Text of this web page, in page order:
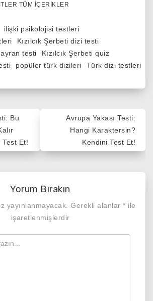
TÜM İÇERIKLER
ilişki psikolojisi testleri
Kızılcık Şerbeti dizi testi
testi
Kızılcık Şerbeti quiz
popüler türk dizileri
Türk dizi testleri
Bu
Test Et!
Avrupa Yakası Testi:
Hangi Karaktersin?
Kendini Test Et!
Yorum Bırakın
yayınlanmayacak. Gerekli alanlar * ile
işaretlenmişlerdir